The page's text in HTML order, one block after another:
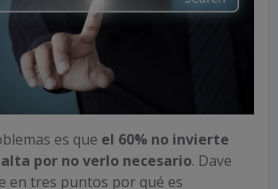
es que el 60% no invierte
por no verlo necesario. Dave
en tres puntos por qué es